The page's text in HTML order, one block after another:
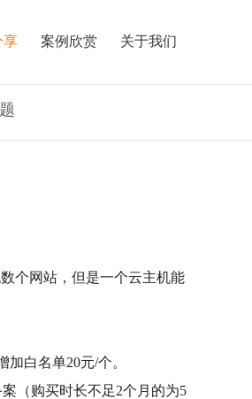
享 案例欣赏 关于我们
个网站，但是一个云主机能
白名单20元/个。
（购买时长不足2个月的为5